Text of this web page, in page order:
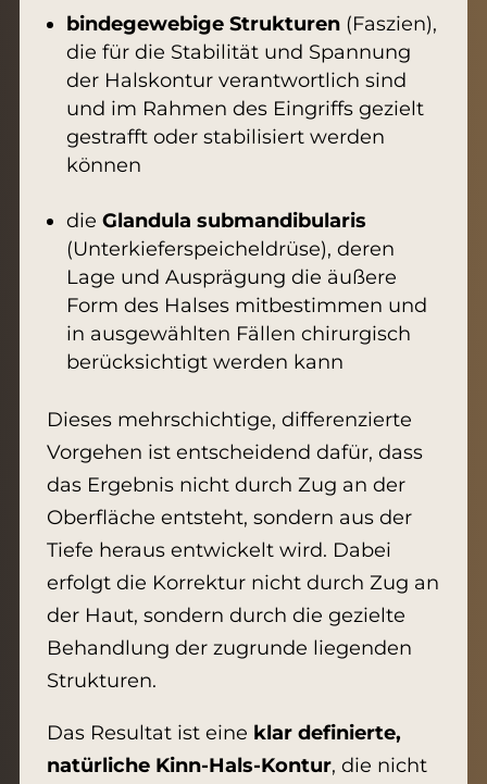
bindegewebige Strukturen(Faszien),
die für die Stabilität und Spannung
der Halskontur verantwortlich sind
und im Rahmen des Eingriffs gezielt
gestrafft oder stabilisiert werden
können
die Glandula submandibularis
(Unterkieferspeicheldrüse), deren
Lage und Ausprägung die äußere
Form des Halses mitbestimmen und
in ausgewählten Fällen chirurgisch
berücksichtigt werden kann
Dieses mehrschichtige, differenzierte
Vorgehen ist entscheidend dafür, dass
das Ergebnis nicht durch Zug an der
Oberfläche entsteht, sondern aus der
Tiefe heraus entwickelt wird. Dabei
erfolgt die Korrektur nicht durch Zug an
der Haut, sondern durch die gezielte
Behandlung der zugrunde liegenden
Strukturen.
Das Resultat ist eine klar definierte,
natürliche Kinn-Hals-Kontur, die nicht